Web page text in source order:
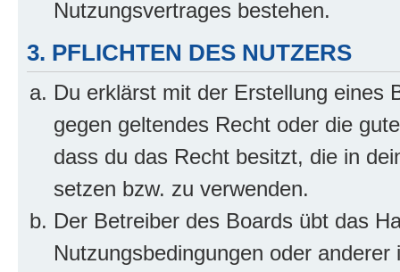
Nutzungsvertrages bestehen.
3. PFLICHTEN DES NUTZERS
Du erklärst mit der Erstellung eines
gegen geltendes Recht oder die
dass du das Recht besitzt, die in
setzen bzw. zu verwenden.
Der Betreiber des Boards übt das
Nutzungsbedingungen oder